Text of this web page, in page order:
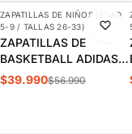
-30%
ZAPATILLAS DE NIÑOS (EDAD
5-9 / TALLAS 26-33)
ZAPATILLAS DE
BASKETBALL ADIDAS
CROSS EM UP 5K
$39.990$56.990